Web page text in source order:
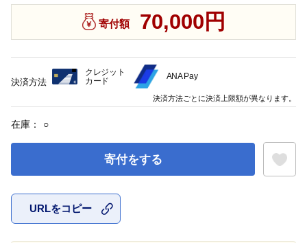
寄付額 70,000円
在庫： ○
寄付をする
URLをコピー
決済方法
クレジット
カード
ANA Pay
決済方法ごとに決済上限額が異なります。